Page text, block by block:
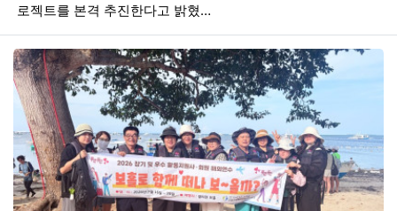
로젝트를 본격 추진한다고 밝혔…